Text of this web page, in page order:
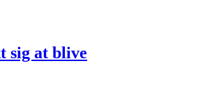
sig at blive